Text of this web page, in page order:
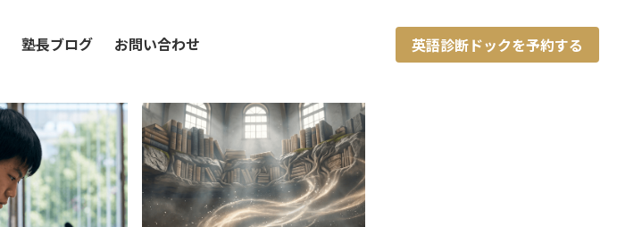
塾長ブログ お問い合わせ 英語診断ドックを予約する